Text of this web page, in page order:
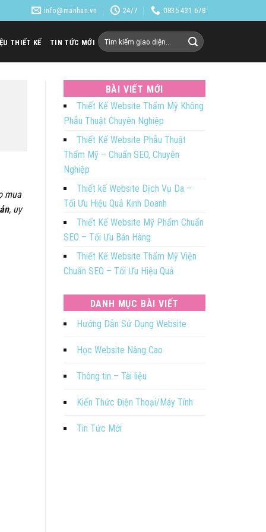
info@manhan.vn 24/7 0835 431 678
THIẾT KẾ TIN TỨC MỚI Tìm
mua
, uy
BÀI VIẾT MỚI
Thiết Kế Website Thẩm Mỹ Không
Phẫu Thuật Chuyên Nghiệp
Thiết Kế Website Phẫu Thuật
Thẩm Mỹ – Chuẩn SEO, Chuyên
Nghiệp
Thiết kế Website Dịch Vụ Da –
Tối Ưu Hiệu Quả Kinh Doanh
Thiết Kế Website Mỹ Phẩm Chuẩn
SEO – Tối Ưu Bán Hàng
Thiết Kế Website Thẩm Mỹ Viện
Chuẩn SEO – Tối Ưu Hiệu Quả
DANH MỤC BÀI VIẾT
Hướng Dẫn Sử Dụng Website
Học Website Nâng Cao
Thông tin – Tài liệu
Kiến Thức Điện Thoại/Máy Tính
Tin Tức Mới